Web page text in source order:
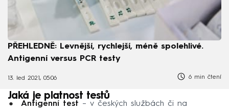
PŘEHLEDNĚ: Levnější, rychlejší, méně spolehlivé.
Antigenní versus PCR testy
13. led 2021, 05:06 6 min čtení
Jaká je platnost testů
Antigenní test – v českých službách či na